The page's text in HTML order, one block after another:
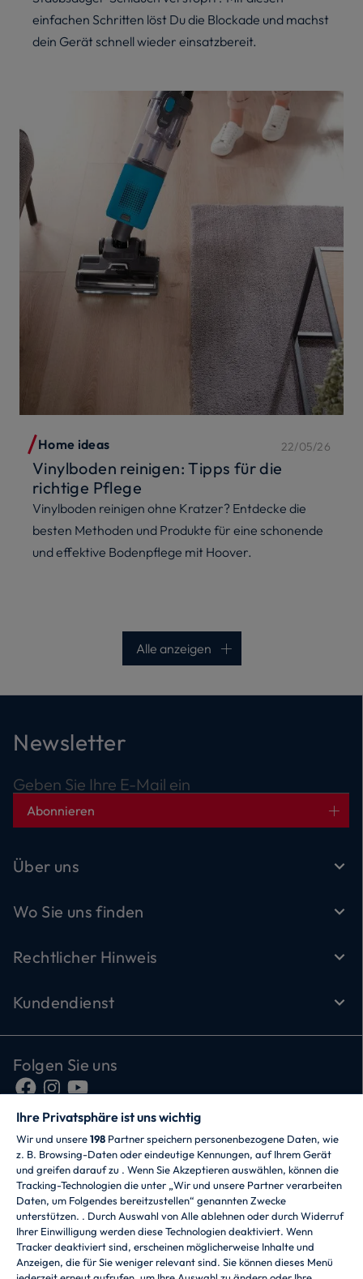
einfachen Schritten löst Du die Blockade und machst
dein Gerät schnell wieder einsatzbereit.
Home ideas 22/05/26
Vinylboden reinigen: Tipps für die
richtige Pflege
Vinylboden reinigen ohne Kratzer? Entdecke die
besten Methoden und Produkte für eine schonende
und effektive Bodenpflege mit Hoover.
Alle anzeigen
Newsletter
Geben Sie Ihre E-Mail ein
Abonnieren
Über uns
Wo Sie uns finden
Rechtlicher Hinweis
Kundendienst
Folgen Sie uns
CANDY HOOVER GROUP S.r.I. - mit
Alleingesellschafter - RECHTSSITZ: Via Comolli 57 -
20861 Brugherio (MB) - Italien - VERWALTUNGSSITZE:
Via Privata Eden Fumagalli snc - 20861 Brugherio (MB)
und Via Trento 20/A-22 - 20871 Vimercate (MB) - Italien
Ihre Privatsphäre ist uns wichtig
Wir und unsere198 Partner speichern personenbezogene Daten, wie
z. B. Browsing-Daten oder eindeutige Kennungen, auf Ihrem Gerät
und greifen darauf zu . Wenn Sie Akzeptieren auswählen, können die
Tracking-Technologien die unter „Wir und unsere Partner verarbeiten
Daten, um Folgendes bereitzustellen“ genannten Zwecke
unterstützen. . Durch Auswahl von Alle ablehnen oder durch Widerruf
Ihrer Einwilligung werden diese Technologien deaktiviert. Wenn
Tracker deaktiviert sind, erscheinen möglicherweise Inhalte und
Anzeigen, die für Sie weniger relevant sind. Sie können dieses Menü